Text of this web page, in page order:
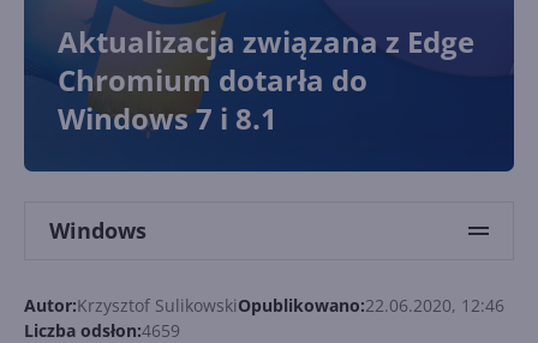
Aktualizacja związana z Edge
Chromium dotarła do
Windows 7 i 8.1
Windows
Autor:Krzysztof SulikowskiOpublikowano:22.06.2020, 12:46
Liczba odsłon:4659